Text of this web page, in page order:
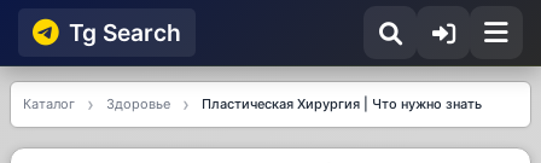
Tg Searсh
Каталог Здоровье Пластическая Хирургия | Что нужно знать